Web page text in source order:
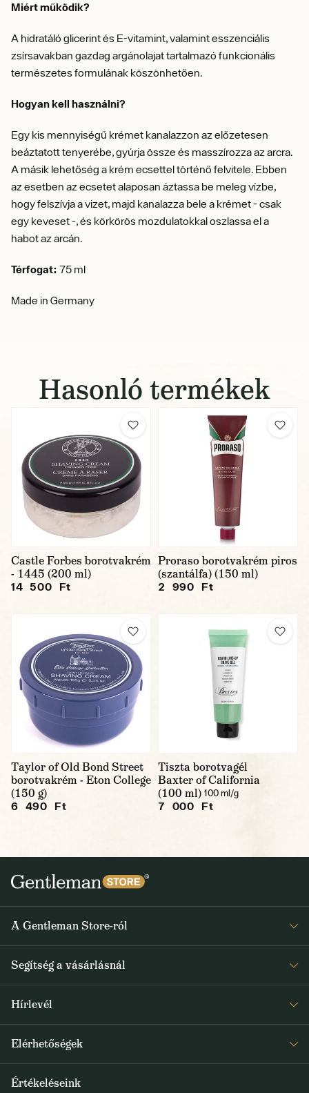
Miért működik?
A hidratáló glicerint és E-vitamint, valamint esszenciális
zsírsavakban gazdag argánolajat tartalmazó funkcionális
természetes formulának köszönhetően.
Hogyan kell használni?
Egy kis mennyiségű krémet kanalazzon az előzetesen
beáztatott tenyerébe, gyúrja össze és masszírozza az arcra.
A másik lehetőség a krém ecsettel történő felvitele. Ebben
az esetben az ecsetet alaposan áztassa be meleg vízbe,
hogy felszívja a vizet, majd kanalazza bele a krémet - csak
egy keveset -, és körkörös mozdulatokkal oszlassa el a
habot az arcán.
Térfogat: 75 ml
Made in Germany
Hasonló termékek
Castle Forbes borotvakrém
- 1445 (200 ml)
14 500 Ft
Proraso borotvakrém piros
(szantálfa) (150 ml)
2 990 Ft
Taylor of Old Bond Street
borotvakrém - Eton College
(150 g)
6 490 Ft
Tiszta borotvagél
Baxter of California
(100 ml) 100 ml/g
7 000 Ft
A Gentleman Store-ról
Rólunk
Journal
Segítség a vásárlásnál
Általános Szerződési Feltételek
Hírlevél
a speciális kínálatokról
Elérhetőségek
Értékeléseink